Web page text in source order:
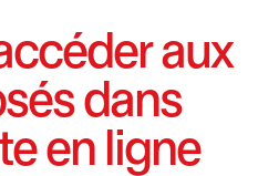
aux
dans
en ligne